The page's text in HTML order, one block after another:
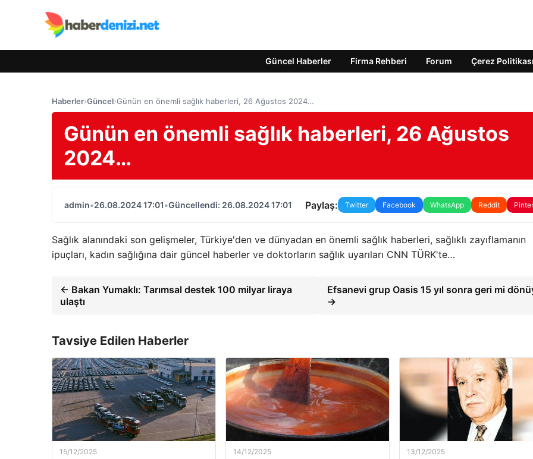
Güncel Haberler Firma Rehberi Forum Çerez Politikası
Haberler›Güncel›Günün en önemli sağlık haberleri, 26 Ağustos 2024…
Günün en önemli sağlık haberleri, 26 Ağustos
2024…
admin•26.08.2024 17:01•Güncellendi: 26.08.2024 17:01 Paylaş: Twitter Facebook WhatsApp Reddit
Sağlık alanındaki son gelişmeler, Türkiye'den ve dünyadan en önemli sağlık haberleri, sağlıklı zayıflamanın
ipuçları, kadın sağlığına dair güncel haberler ve doktorların sağlık uyarıları CNN TÜRK'te…
← Bakan Yumaklı: Tarımsal destek 100 milyar liraya
ulaştı
Efsanevi grup Oasis 15 yıl sonra geri mi
→
Tavsiye Edilen Haberler
15/12/2025 14/12/2025 13/12/2025